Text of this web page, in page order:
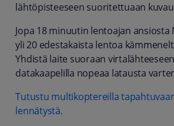
lähtöpisteeseen suoritettuaan
Jopa 18 minuutin lentoajan ansiosta
yli 20 edestakaista lentoa
Yhdistä laite suoraan
datakaapelilla nopeaa latausta
Tutustu multikoptereilla
lennätystä.